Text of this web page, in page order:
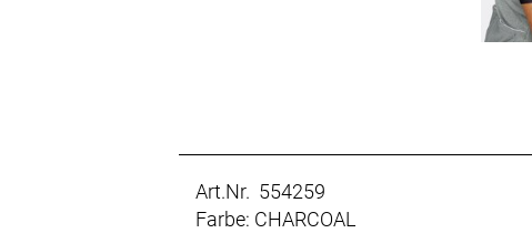
Art.Nr. 554259
Farbe: CHARCOAL